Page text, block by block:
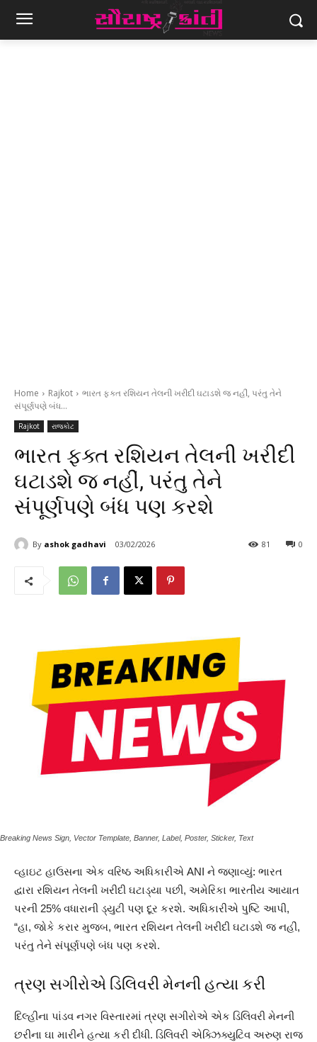
Home Rajkot
ભારત ફક્ત રશિયન તેલની ખરીદી ઘટાડશે જ નહીં, પરંતુ તેને
સંપૂર્ણપણે બંધ...
Rajkot રાજકોટ
ભારત ફક્ત રશિયન તેલની ખરીદી
ઘટાડશે જ નહીં, પરંતુ તેને
સંપૂર્ણપણે બંધ પણ કરશે
By ashok gadhavi 03/02/2026 0
81
Breaking News Sign, Vector Template, Banner, Label, Poster, Sticker, Text
વ્હાઇટ હાઉસના એક વરિષ્ઠ અધિકારીએ ANI ને જણાવ્યું: ભારત
દ્વારા રશિયન તેલની ખરીદી ઘટાડ્યા પછી, અમેરિકા ભારતીય આયાત
પરની 25% વધારાની ડ્યુટી પણ દૂર કરશે. અધિકારીએ પુષ્ટિ આપી,
“હા, જોકે કરાર મુજબ, ભારત રશિયન તેલની ખરીદી ઘટાડશે જ નહીં,
પરંતુ તેને સંપૂર્ણપણે બંધ પણ કરશે.
ત્રણ સગીરોએ ડિલિવરી મેનની હત્યા કરી
દિલ્હીના પાંડવ નગર વિસ્તારમાં ત્રણ સગીરોએ એક ડિલિવરી મેનની
છરીના ઘા મારીને હત્યા કરી દીધી. ડિલિવરી એક્ઝિક્યુટિવ અરુણ રાજ